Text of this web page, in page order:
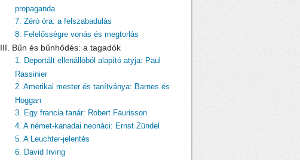
propaganda
7. Zéró óra: a felszabadulás
8. Felelősségre vonás és megtorlás
III. Bűn és bűnhődés: a tagadók
1. Deportált ellenállóból alapító atyja: Paul
Rassinier
2. Amerikai mester és tanítványa: Barnes és
Hoggan
3. Egy francia tanár: Robert Faurisson
4. A német-kanadai neonáci: Ernst Zündel
5. A Leuchter-jelentés
6. David Irving